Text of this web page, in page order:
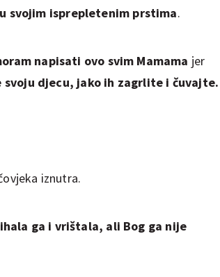
svojim isprepletenim prstima.
napisati ovo svim Mamama jer
svoju djecu, jako ih zagrlite i čuvajte.
iznutra.
ga i vrištala, ali Bog ga nije